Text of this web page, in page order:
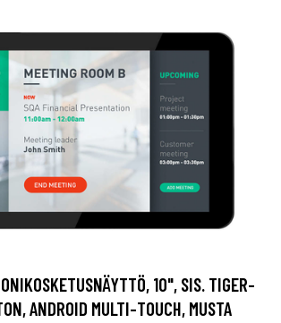
10", SIS. TIGER-
ANDROID MULTI-TOUCH, MUSTA